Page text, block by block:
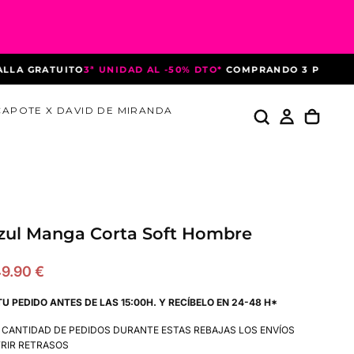
3ª UNIDAD AL -50% DTO* COMPRANDO 3 PRENDAS
X DAVID DE MIRANDA
Manga Corta Soft Hombre
€
PEDIDO ANTES DE LAS 15:00H. Y RECÍBELO EN 24-48 H*
DE PEDIDOS DURANTE ESTAS REBAJAS LOS ENVÍOS
RETRASOS